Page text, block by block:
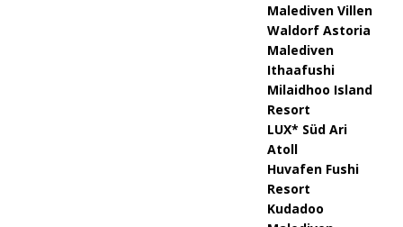
Malediven Villen
Waldorf Astoria
Malediven
Ithaafushi
Milaidhoo Island
Resort
LUX* Süd Ari
Atoll
Huvafen Fushi
Resort
Kudadoo